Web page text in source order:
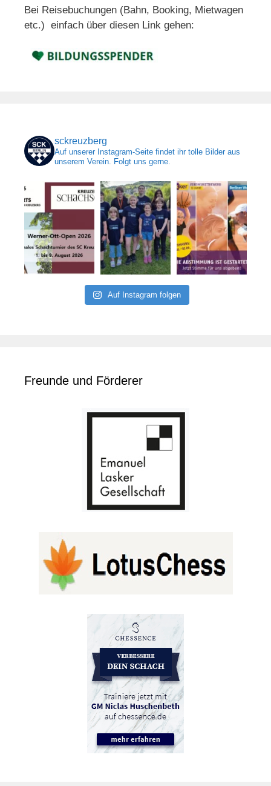
Bei Reisebuchungen (Bahn, Booking, Mietwagen
etc.) einfach über diesen Link gehen:
sckreuzberg
Auf unserer Instagram-Seite findet ihr tolle Bilder aus
unserem Verein. Folgt uns gerne.
Auf Instagram folgen
Freunde und Förderer